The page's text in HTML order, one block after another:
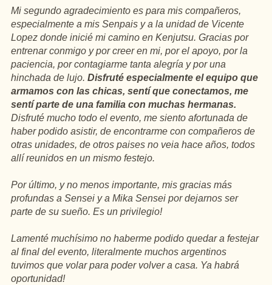
Mi segundo agradecimiento es para mis compañeros,
especialmente a mis Senpais y a la unidad de Vicente
Lopez donde inicié mi camino en Kenjutsu. Gracias por
entrenar conmigo y por creer en mi, por el apoyo, por la
paciencia, por contagiarme tanta alegría y por una
hinchada de lujo. Disfruté especialmente el equipo que
armamos con las chicas, sentí que conectamos, me
sentí parte de una familia con muchas hermanas.
Disfruté mucho todo el evento, me siento afortunada de
haber podido asistir, de encontrarme con compañeros de
otras unidades, de otros paises no veia hace años, todos
allí reunidos en un mismo festejo.
Por último, y no menos importante, mis gracias más
profundas a Sensei y a Mika Sensei por dejarnos ser
parte de su sueño. Es un privilegio!
Lamenté muchísimo no haberme podido quedar a festejar
al final del evento, literalmente muchos argentinos
tuvimos que volar para poder volver a casa. Ya habrá
oportunidad!